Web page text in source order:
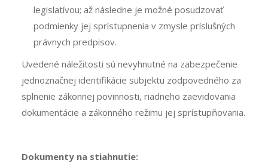
legislatívou; až následne je možné posudzovať
podmienky jej sprístupnenia v zmysle príslušných
právnych predpisov.
Uvedené náležitosti sú nevyhnutné na zabezpečenie
jednoznačnej identifikácie subjektu zodpovedného za
splnenie zákonnej povinnosti, riadneho zaevidovania
dokumentácie a zákonného režimu jej sprístupňovania.
Dokumenty na stiahnutie: